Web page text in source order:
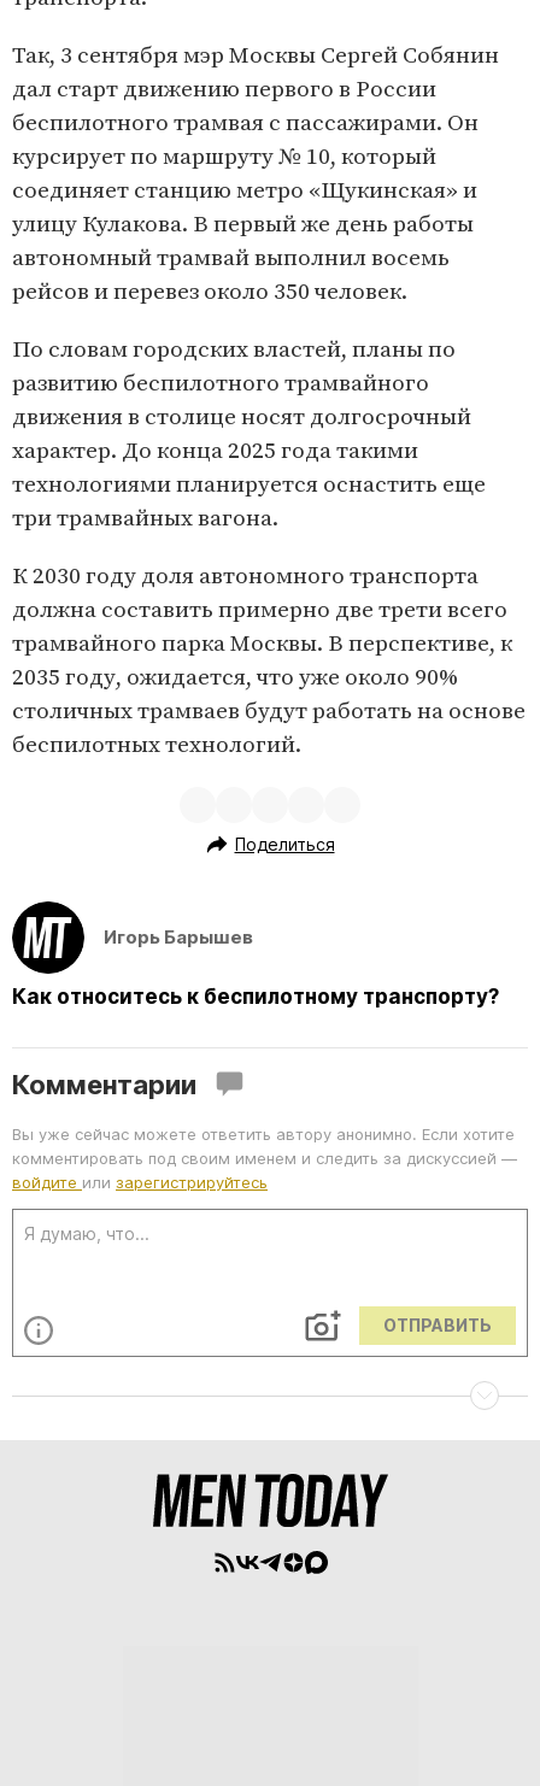
Так, 3 сентября мэр Москвы Сергей Собянин
дал старт движению первого в России
беспилотного трамвая с пассажирами. Он
курсирует по маршруту № 10, который
соединяет станцию метро «Щукинская» и
улицу Кулакова. В первый же день работы
автономный трамвай выполнил восемь
рейсов и перевез около 350 человек.
По словам городских властей, планы по
развитию беспилотного трамвайного
движения в столице носят долгосрочный
характер. До конца 2025 года такими
технологиями планируется оснастить еще
три трамвайных вагона.
К 2030 году доля автономного транспорта
должна составить примерно две трети всего
трамвайного парка Москвы. В перспективе, к
2035 году, ожидается, что уже около 90%
столичных трамваев будут работать на основе
беспилотных технологий.
Поделиться
Игорь Барышев
Как относитесь к беспилотному транспорту?
Комментарии
Вы уже сейчас можете ответить автору анонимно. Если хотите
комментировать под своим именем и следить за дискуссией —
войдите или зарегистрируйтесь
ОТПРАВИТЬ